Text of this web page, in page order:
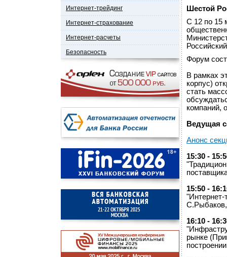
Интернет-трейдинг
Интернет-страхование
Интернет-расчеты
Безопасность
Шестой
С 12 по 15
Форум
В рамках
корпус)
стать
компаний,
Ведущая
Анонс
15:30 -
15:50 -
"Интернет-
16:10 -
рынке